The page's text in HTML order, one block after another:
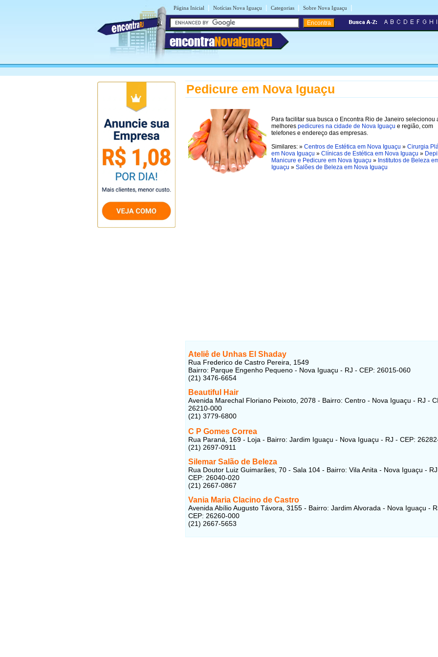
Página Inicial | Notícias Nova Iguaçu | Categorias | Sobre Nova Iguaçu |
encontraNovaIguaçu
Pedicure em Nova Iguaçu
Para facilitar sua busca o Encontra Rio de Janeiro selecionou
melhores pedicures na cidade de Nova Iguaçu e região, com
telefones e endereço das empresas.
Similares: » Centros de Estética em Nova Iguaçu » Cirurgia
em Nova Iguaçu » Clínicas de Estética em Nova Iguaçu »
Manicure e Pedicure em Nova Iguaçu » Institutos de Beleza
Iguaçu » Salões de Beleza em Nova Iguaçu
Ateliê de Unhas El Shaday
Rua Frederico de Castro Pereira, 1549
Bairro: Parque Engenho Pequeno - Nova Iguaçu - RJ - CEP: 26015-060
(21) 3476-6654
Beautiful Hair
Avenida Marechal Floriano Peixoto, 2078 - Bairro: Centro - Nova Iguaçu - RJ -
26210-000
(21) 3779-6800
C P Gomes Correa
Rua Paraná, 169 - Loja - Bairro: Jardim Iguaçu - Nova Iguaçu - RJ - CEP:
(21) 2697-0911
Silemar Salão de Beleza
Rua Doutor Luiz Guimarães, 70 - Sala 104 - Bairro: Vila Anita - Nova Iguaçu -
CEP: 26040-020
(21) 2667-0867
Vania Maria Clacino de Castro
Avenida Abílio Augusto Távora, 3155 - Bairro: Jardim Alvorada - Nova Iguaçu -
CEP: 26260-000
(21) 2667-5653